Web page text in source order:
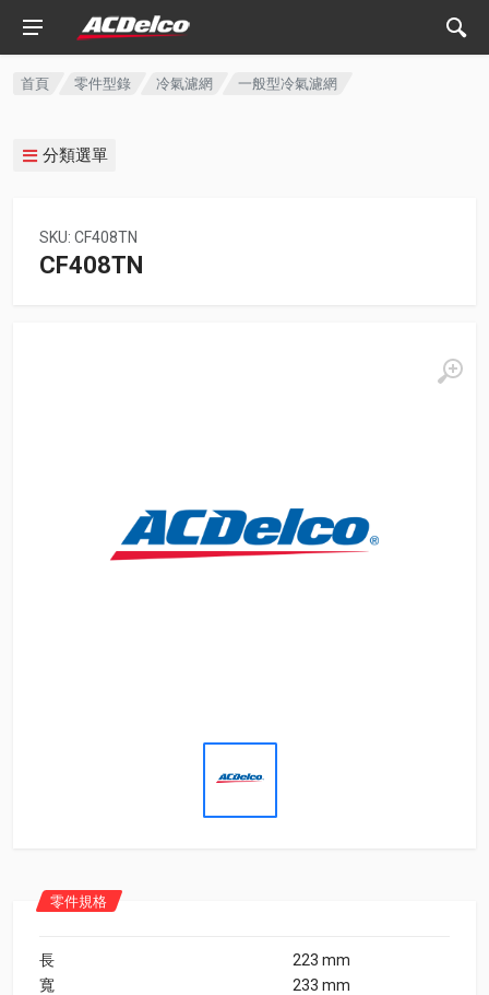
首頁 零件型錄 冷氣濾網 一般型冷氣濾網
分類選單
SKU: CF408TN
CF408TN
零件規格
長
223 mm
寬
233 mm